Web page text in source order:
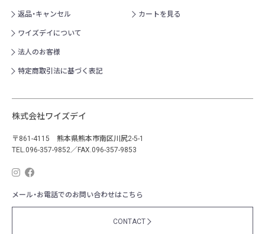
返品・キャンセル
ワイズデイについて
法人のお客様
特定商取引法に基づく表記
カートを見る
株式会社ワイズデイ
〒861-4115 熊本県熊本市南区川尻2-5-1
TEL.096-357-9852／FAX.096-357-9853
メール・お電話でのお問い合わせはこちら
CONTACT